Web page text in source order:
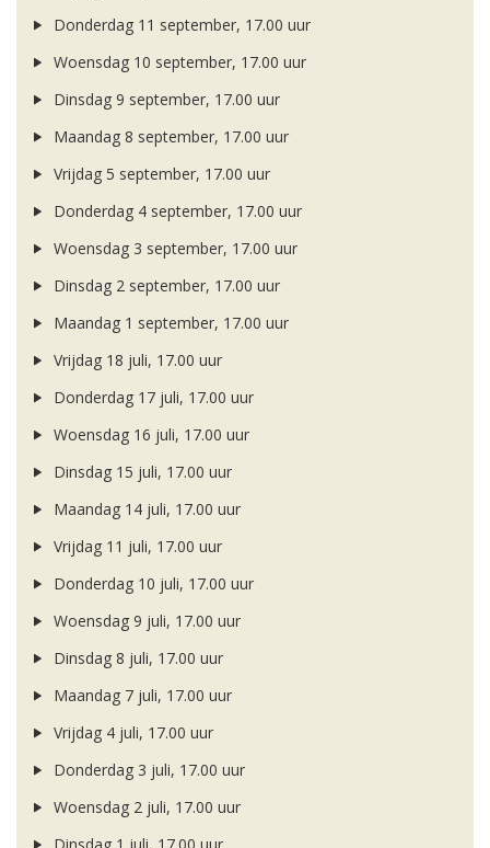
Donderdag 11 september, 17.00 uur
Woensdag 10 september, 17.00 uur
Dinsdag 9 september, 17.00 uur
Maandag 8 september, 17.00 uur
Vrijdag 5 september, 17.00 uur
Donderdag 4 september, 17.00 uur
Woensdag 3 september, 17.00 uur
Dinsdag 2 september, 17.00 uur
Maandag 1 september, 17.00 uur
Vrijdag 18 juli, 17.00 uur
Donderdag 17 juli, 17.00 uur
Woensdag 16 juli, 17.00 uur
Dinsdag 15 juli, 17.00 uur
Maandag 14 juli, 17.00 uur
Vrijdag 11 juli, 17.00 uur
Donderdag 10 juli, 17.00 uur
Woensdag 9 juli, 17.00 uur
Dinsdag 8 juli, 17.00 uur
Maandag 7 juli, 17.00 uur
Vrijdag 4 juli, 17.00 uur
Donderdag 3 juli, 17.00 uur
Woensdag 2 juli, 17.00 uur